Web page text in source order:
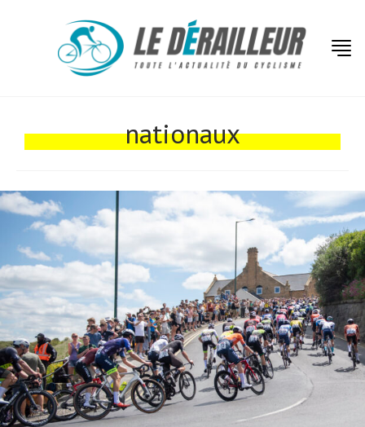
nationaux
Tests de produits
Conseils
Tendances
Tous nos articles
À propos